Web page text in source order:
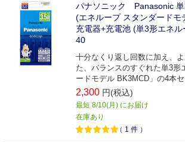
パナソニック Panasonic
(エネループ スタンダードモ
充電器+充電池 (単3形エネ
40
十分なくり返し回数に加え、
た、バランスのすぐれた単3形
ードモデル BK3MCD」の4本セ
2,300 円(税込)
最短 8/10(月) にお届け
在庫あり
（ 1 件 ）